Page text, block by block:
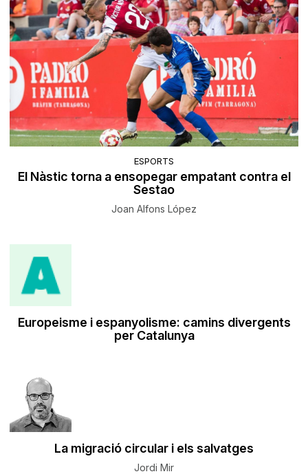
ESPORTS
El Nàstic torna a ensopegar empatant contra el
Sestao
Joan Alfons López
Europeisme i espanyolisme: camins divergents
per Catalunya
La migració circular i els salvatges
Jordi Mir